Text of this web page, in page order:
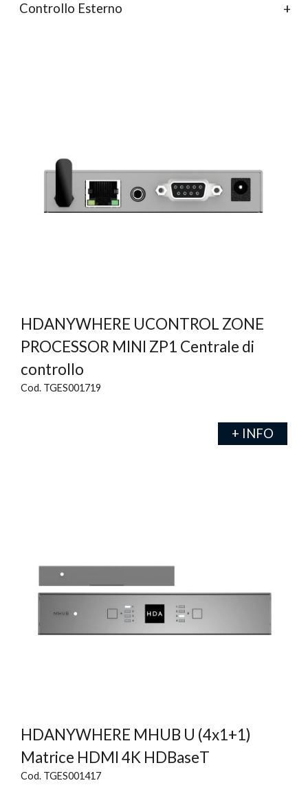
Controllo Esterno
HDANYWHERE UCONTROL ZONE
PROCESSOR MINI ZP1 Centrale di
controllo
Cod. TGES001719
+ INFO
HDANYWHERE MHUB U (4x1+1)
Matrice HDMI 4K HDBaseT
Cod. TGES001417